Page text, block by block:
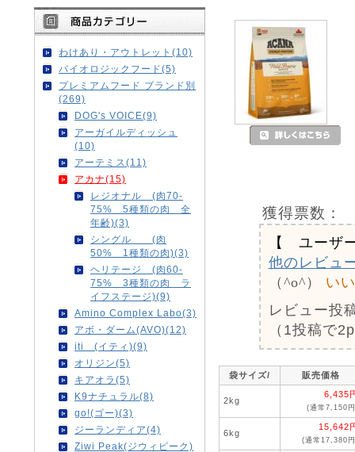
わけあり・アウトレット(10)
バイオロジックフード(5)
プレミアムフード ブランド別
(269)
DOG's VOICE(9)
アーガイルディッシュ
(10)
アーテミス(11)
アカナ(15)
レジオナル (肉70-
75% 5種類の肉 全
年齢)(3)
シングル (肉
50% 1種類の肉)(3)
ヘリテージ (肉60-
75% 3種類の肉 ラ
イフステージ)(9)
Amino Complex Labo(3)
アボ・ダーム(AVO)(12)
iti (イティ)(9)
オリジン(5)
キアオラ(5)
K9ナチュラル(8)
go!(ゴー)(3)
ジーランディア(4)
Ziwi Peak(ジウィピーク)
獲得票数：
【 ユーザ
他のレビュ
（^o^）
い
レビュー投
（1投稿で
袋サイズ/ 販売価格
2kg
6,435
(通常7,150
6kg
15,642
(通常17,380